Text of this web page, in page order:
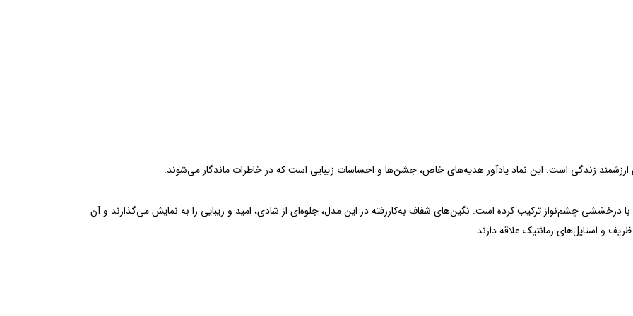
زندگی است. این نماد یادآور هدیه‌های خاص، جشن‌ها و احساسات زیبایی است که در خاطرات ماندگار می‌شوند.
درخششی چشم‌نواز ترکیب کرده است. نگین‌های شفاف به‌کاررفته در این مدل، جلوه‌ای از شادی، امید و زیبایی را به نمایش می‌گذارند و آن
و استایل‌های رمانتیک علاقه دارند.